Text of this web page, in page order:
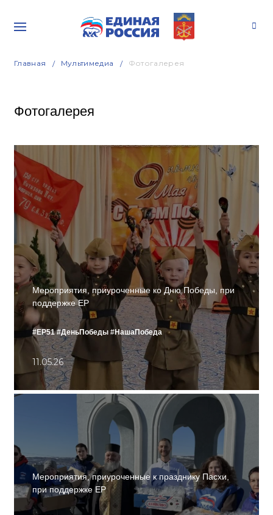
Главная Мультимедиа Фотогалерея
Фотогалерея
Мероприятия, приуроченные ко Дню Победы, при
поддержке ЕР
#ЕР51 #ДеньПобеды #НашаПобеда
11.05.26
Мероприятия, приуроченные к празднику Пасхи,
при поддержке ЕР